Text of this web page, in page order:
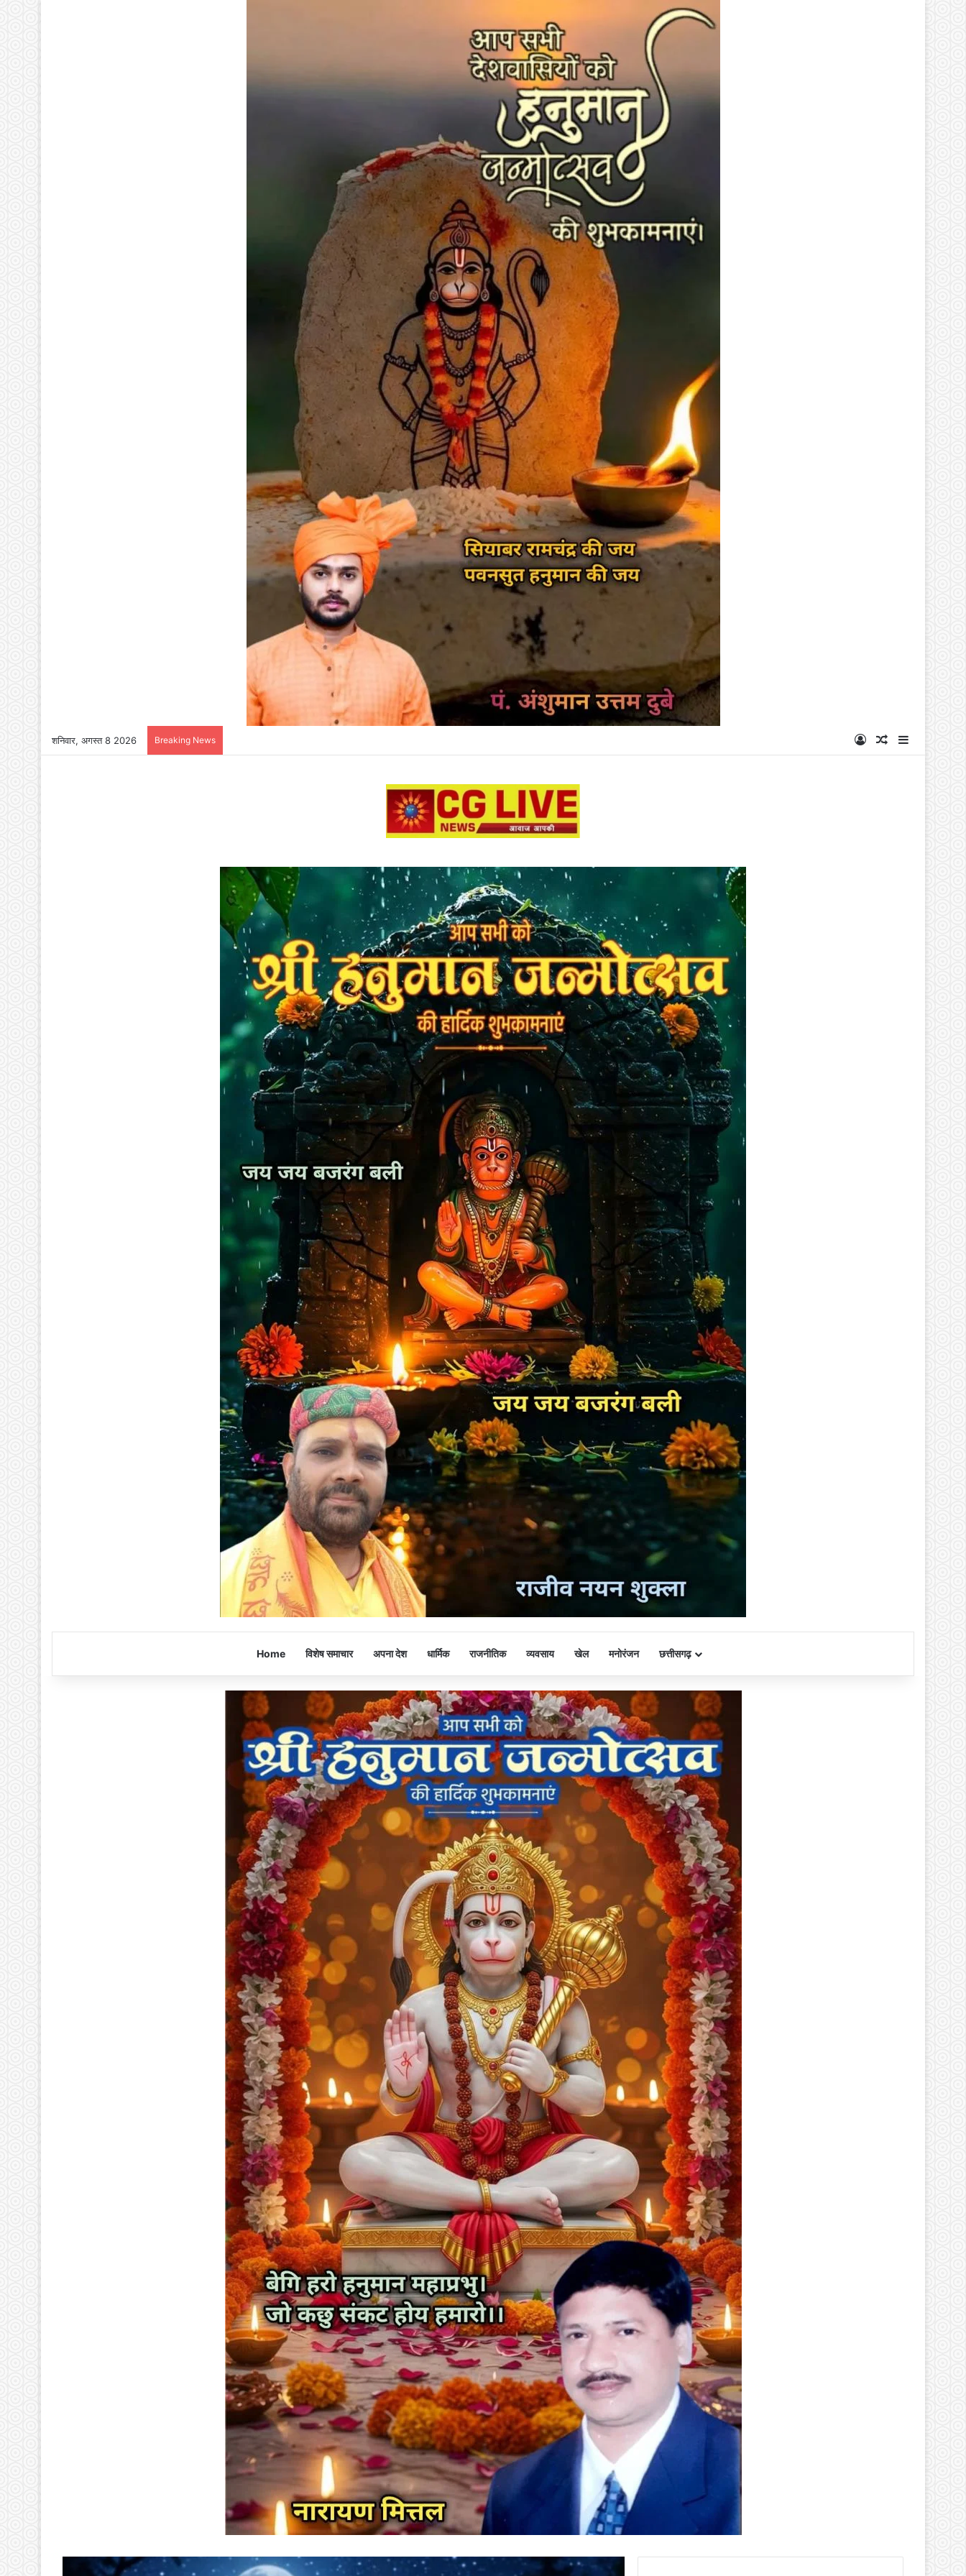
शनिवार, अगस्त 8 2026 Breaking News Log InRandom
Sidebar
Home विशेष समाचार अपना देश धार्मिक राजनीतिक व्यवसाय खेल मनोरंजन छत्तीसगढ़